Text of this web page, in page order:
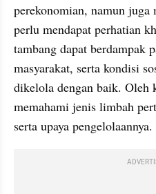
perekonomian, namun
perlu mendapat perhatian
tambang dapat berdampak
masyarakat, serta kondisi
dikelola dengan baik. Oleh
memahami jenis limbah
serta upaya pengelolaannya.